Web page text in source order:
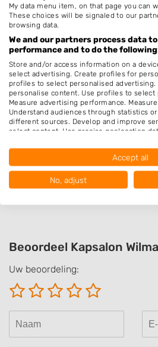
Permanenten
Thuiskapper
Barber
Zonder Afspraak
Hairextensions
Epileren
Schoonheidssalon
Openingstijden
Op afspraak
Beoordeel Kapsalon Wilma
Uw beoordeling:
My data menu item, on that page you can
These choices will be signaled to our
browsing data.
We and our partners process data
performance and to do the
Store and/or access information on a
select advertising. Create profiles for
profiles to select personalised advertising.
personalise content. Use profiles to select
Measure advertising performance.
Understand audiences through statistics
different sources. Develop and improve
select content. Use precise geolocation
Data may be shared outside of the
Your consent and the cookie policy applies
View Partner List (1017 IAB
We use your data for the following
Create profiles for personalised
Use profiles to select
advertising
Create profiles to personalise
Accept all
No, adjust